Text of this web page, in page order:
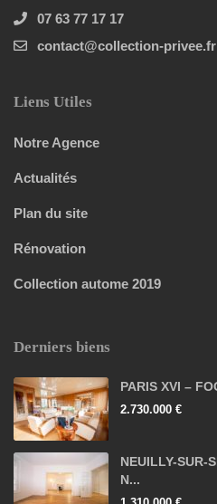
07 63 77 17 17
contact@collection-privee.fr
Liens Utiles
Notre Agence
Actualités
Plan du site
Rénovation
Collection autome 2019
Derniers biens
PARIS XVI –
2.730.000 €
NEUILLY-SUR-
N...